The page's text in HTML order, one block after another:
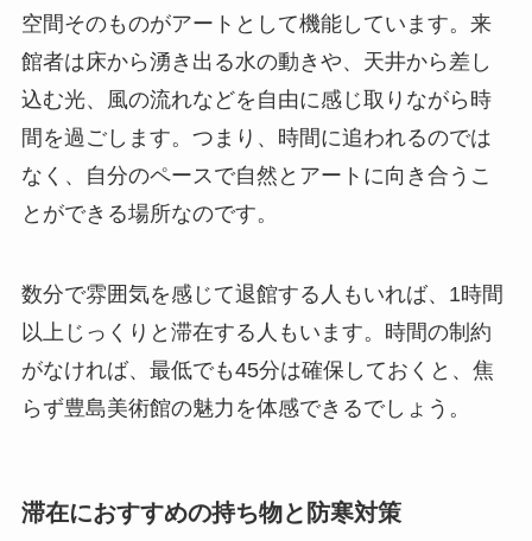
空間そのものがアートとして機能しています。来
館者は床から湧き出る水の動きや、天井から差し
込む光、風の流れなどを自由に感じ取りながら時
間を過ごします。つまり、時間に追われるのでは
なく、自分のペースで自然とアートに向き合うこ
とができる場所なのです。
数分で雰囲気を感じて退館する人もいれば、1時間
以上じっくりと滞在する人もいます。時間の制約
がなければ、最低でも45分は確保しておくと、焦
らず豊島美術館の魅力を体感できるでしょう。
滞在におすすめの持ち物と防寒対策